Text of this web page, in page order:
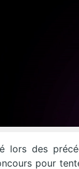
lors des
pour